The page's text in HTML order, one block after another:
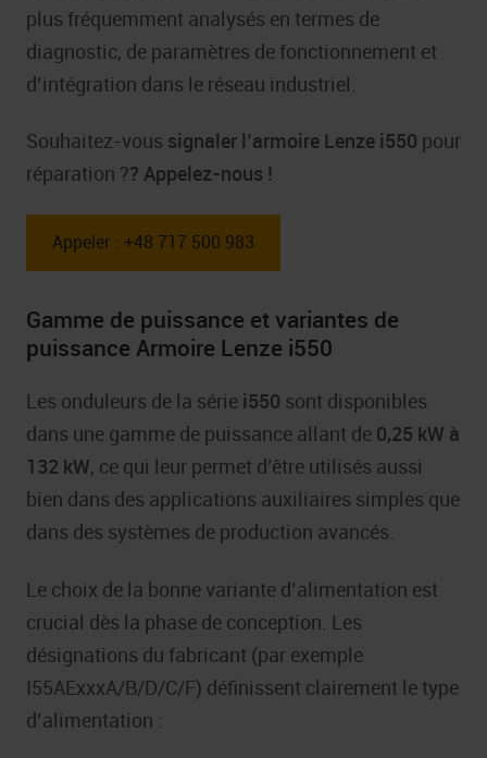
plus fréquemment analysés en termes de
diagnostic, de paramètres de fonctionnement et
d’intégration dans le réseau industriel.
Souhaitez-vous signaler l’armoire Lenze i550 pour
réparation ?? Appelez-nous !
Appeler : +48 717 500 983
Gamme de puissance et variantes de
puissance Armoire Lenze i550
Les onduleurs de la série i550 sont disponibles
dans une gamme de puissance allant de 0,25 kW à
132 kW, ce qui leur permet d’être utilisés aussi
bien dans des applications auxiliaires simples que
dans des systèmes de production avancés.
Le choix de la bonne variante d’alimentation est
crucial dès la phase de conception. Les
désignations du fabricant (par exemple
I55AExxxA/B/D/C/F) définissent clairement le type
d’alimentation :